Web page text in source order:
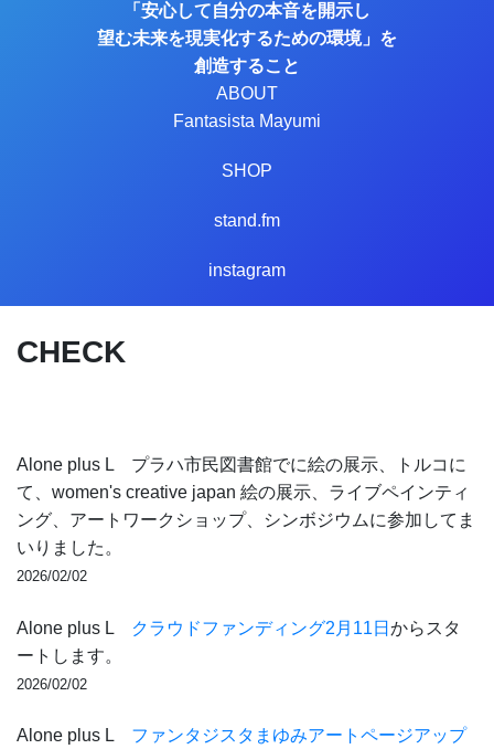
「安心して自分の本音を開示し
望む未来を現実化するための環境」 を
創造すること
ABOUT
Fantasista Mayumi
SHOP
stand.fm
instagram
CHECK
Alone plus L プラハ市民図書館でに絵の展示、トルコに
て、women's creative japan 絵の展示、ライブペインティ
ング、アートワークショップ、シンボジウムに参加してま
いりました。
2026/02/02
Alone plus L クラウドファンディング2月11日 からスタ
ートします。
2026/02/02
Alone plus L ファンタジスタまゆみアートページアップ